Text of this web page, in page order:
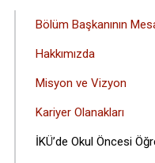
ANA
MENÜSÜ
Bölüm Başkanının
Hakkımızda
Misyon ve Vizyon
Kariyer Olanakları
İKÜ’de Okul Öncesi